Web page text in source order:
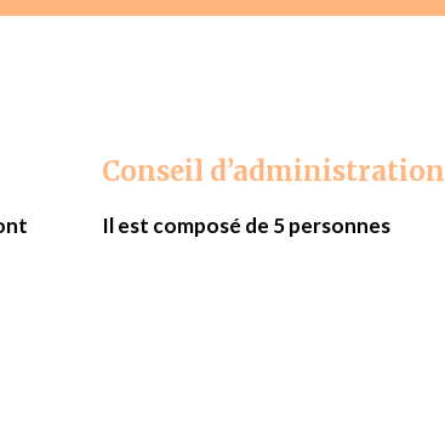
Conseil d’administration
Il est composé de 5 personnes